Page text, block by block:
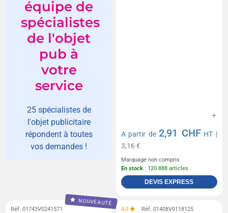
équipe de
spécialistes
de l'objet
pub à
votre
service
25 spécialistes de
l'objet publicitaire
répondent à toutes
vos demandes !
A partir de2,91 CHF HT |
3,16 €
Marquage non compris
En stock : 120 888 articles
DEVIS EXPRESS
NOUVEAUTÉ
Réf. 01743V0241571 4,0 Réf. 01408V0118125